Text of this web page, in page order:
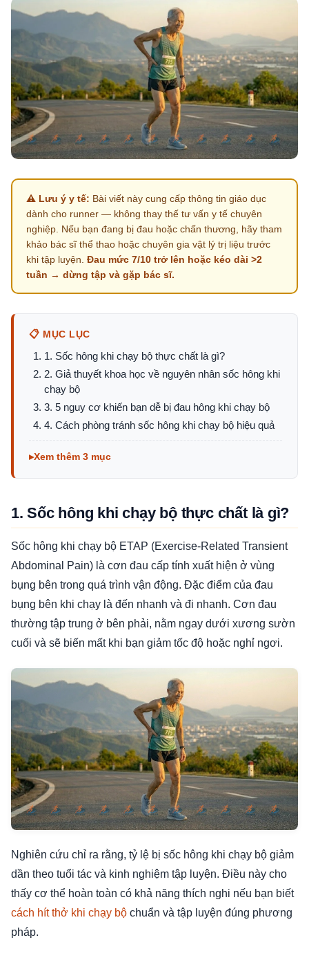
⚠️ Lưu ý y tế: Bài viết này cung cấp thông tin giáo dục
dành cho runner — không thay thế tư vấn y tế chuyên
nghiệp. Nếu bạn đang bị đau hoặc chấn thương, hãy tham
khảo bác sĩ thể thao hoặc chuyên gia vật lý trị liệu trước
khi tập luyện. Đau mức 7/10 trở lên hoặc kéo dài >2
tuần → dừng tập và gặp bác sĩ.
📋 MỤC LỤC
1. Sốc hông khi chạy bộ thực chất là gì?
2. Giả thuyết khoa học về nguyên nhân sốc hông khi
chạy bộ
3. 5 nguy cơ khiến bạn dễ bị đau hông khi chạy bộ
4. Cách phòng tránh sốc hông khi chạy bộ hiệu quả
Xem thêm 3 mục
1. Sốc hông khi chạy bộ thực chất là gì?
Sốc hông khi chạy bộ ETAP (Exercise-Related Transient
Abdominal Pain) là cơn đau cấp tính xuất hiện ở vùng
bụng bên trong quá trình vận động. Đặc điểm của đau
bụng bên khi chạy là đến nhanh và đi nhanh. Cơn đau
thường tập trung ở bên phải, nằm ngay dưới xương sườn
cuối và sẽ biến mất khi bạn giảm tốc độ hoặc nghỉ ngơi.
Nghiên cứu chỉ ra rằng, tỷ lệ bị sốc hông khi chạy bộ giảm
dần theo tuổi tác và kinh nghiệm tập luyện. Điều này cho
thấy cơ thể hoàn toàn có khả năng thích nghi nếu bạn biết
cách hít thở khi chạy bộ chuẩn và tập luyện đúng phương
pháp.